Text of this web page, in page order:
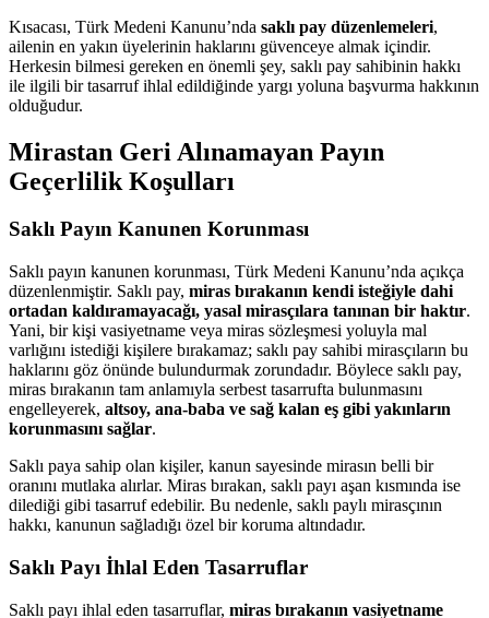
Kısacası, Türk Medeni Kanunu’nda saklı pay düzenlemeleri,
ailenin en yakın üyelerinin haklarını güvenceye almak içindir.
Herkesin bilmesi gereken en önemli şey, saklı pay sahibinin hakkı
ile ilgili bir tasarruf ihlal edildiğinde yargı yoluna başvurma hakkının
olduğudur.
Mirastan Geri Alınamayan Payın
Geçerlilik Koşulları
Saklı Payın Kanunen Korunması
Saklı payın kanunen korunması, Türk Medeni Kanunu’nda açıkça
düzenlenmiştir. Saklı pay, miras bırakanın kendi isteğiyle dahi
ortadan kaldıramayacağı, yasal mirasçılara tanınan bir haktır.
Yani, bir kişi vasiyetname veya miras sözleşmesi yoluyla mal
varlığını istediği kişilere bırakamaz; saklı pay sahibi mirasçıların bu
haklarını göz önünde bulundurmak zorundadır. Böylece saklı pay,
miras bırakanın tam anlamıyla serbest tasarrufta bulunmasını
engelleyerek, altsoy, ana-baba ve sağ kalan eş gibi yakınların
korunmasını sağlar.
Saklı paya sahip olan kişiler, kanun sayesinde mirasın belli bir
oranını mutlaka alırlar. Miras bırakan, saklı payı aşan kısmında ise
dilediği gibi tasarruf edebilir. Bu nedenle, saklı paylı mirasçının
hakkı, kanunun sağladığı özel bir koruma altındadır.
Saklı Payı İhlal Eden Tasarruflar
Saklı payı ihlal eden tasarruflar, miras bırakanın vasiyetname